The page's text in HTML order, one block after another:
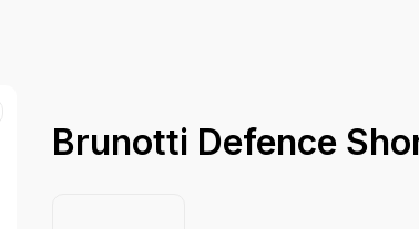
Brunotti Defence